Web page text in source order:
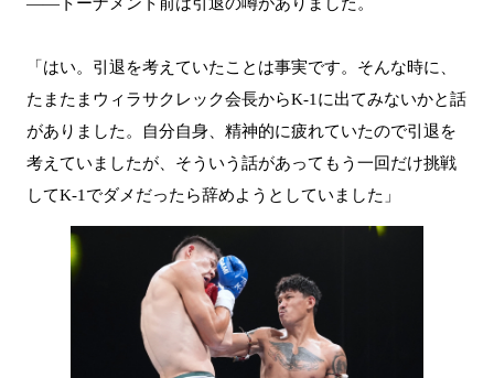
「はい。引退を考えていたことは事実です。そんな時に、
たまたまウィラサクレック会長からK-1に出てみないかと話
がありました。自分自身、精神的に疲れていたので引退を
考えていましたが、そういう話があってもう一回だけ挑戦
してK-1でダメだったら辞めようとしていました」